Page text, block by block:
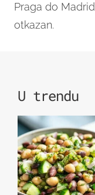
Praga do
otkazan.
U trendu